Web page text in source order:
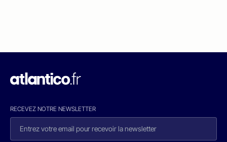
RECEVEZ NOTRE NEWSLETTER